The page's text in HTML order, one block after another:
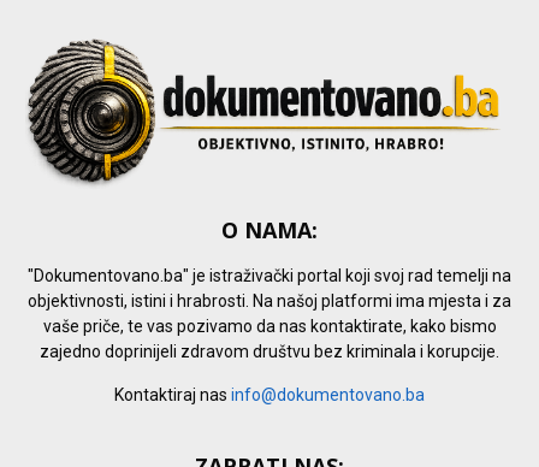
O NAMA:
"Dokumentovano.ba" je istraživački portal koji svoj rad temelji na
objektivnosti, istini i hrabrosti. Na našoj platformi ima mjesta i za
vaše priče, te vas pozivamo da nas kontaktirate, kako bismo
zajedno doprinijeli zdravom društvu bez kriminala i korupcije.
Kontaktiraj nas info@dokumentovano.ba